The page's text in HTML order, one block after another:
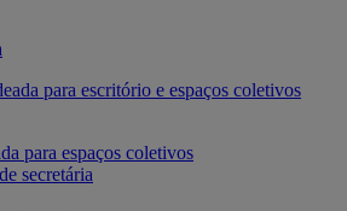
para escritório e espaços coletivos
para espaços coletivos
secretária